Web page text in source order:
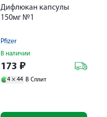
Дифлюкан капсулы
150мг №1
Pfizer
В наличии
173 ₽
4 × 44 В Сплит